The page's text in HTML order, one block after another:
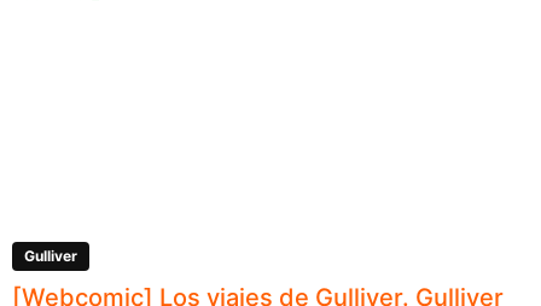
Gulliver
[Webcomic] Los viajes de Gulliver. Gulliver